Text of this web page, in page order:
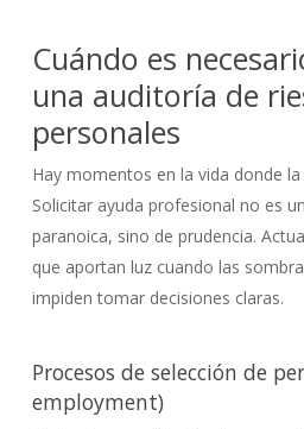
Cuándo es
una auditoría de
personales
Hay momentos en la vida donde
Solicitar ayuda profesional no es
paranoica, sino de prudencia.
que aportan luz cuando las
impiden tomar decisiones claras.
Procesos de selección de
employment)